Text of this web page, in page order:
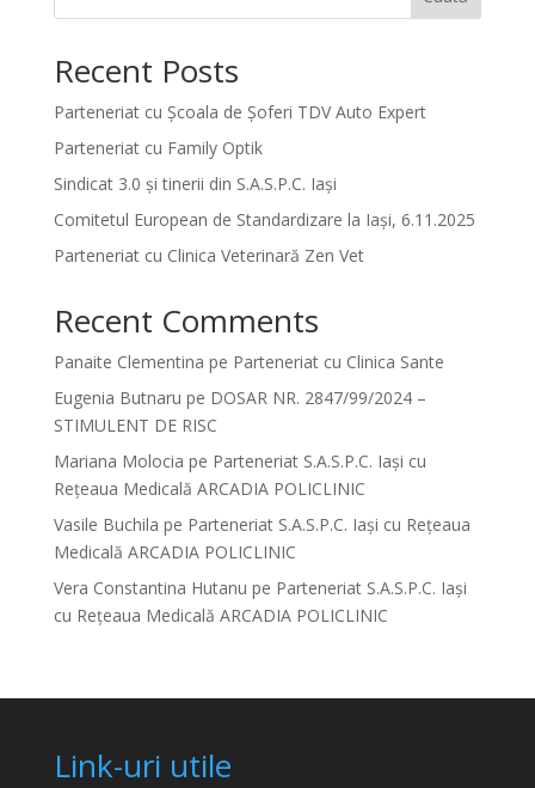
Recent Posts
Parteneriat cu Școala de Șoferi TDV Auto Expert
Parteneriat cu Family Optik
Sindicat 3.0 și tinerii din S.A.S.P.C. Iași
Comitetul European de Standardizare la Iași, 6.11.2025
Parteneriat cu Clinica Veterinară Zen Vet
Recent Comments
Panaite Clementina pe Parteneriat cu Clinica Sante
Eugenia Butnaru pe DOSAR NR. 2847/99/2024 –
STIMULENT DE RISC
Mariana Molocia pe Parteneriat S.A.S.P.C. Iași cu
Rețeaua Medicală ARCADIA POLICLINIC
Vasile Buchila pe Parteneriat S.A.S.P.C. Iași cu Rețeaua
Medicală ARCADIA POLICLINIC
Vera Constantina Hutanu pe Parteneriat S.A.S.P.C. Iași
cu Rețeaua Medicală ARCADIA POLICLINIC
Link-uri utile